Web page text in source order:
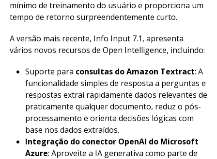
mínimo de treinamento do usuário e proporciona um
tempo de retorno surpreendentemente curto.
A versão mais recente, Info Input 7.1, apresenta
vários novos recursos de Open Intelligence, incluindo:
Suporte para consultas do Amazon Textract: A
funcionalidade simples de resposta a perguntas e
respostas extrai rapidamente dados relevantes de
praticamente qualquer documento, reduz o pós-
processamento e orienta decisões lógicas com
base nos dados extraídos.
Integração do conector OpenAI do Microsoft
Azure: Aproveite a IA generativa como parte de